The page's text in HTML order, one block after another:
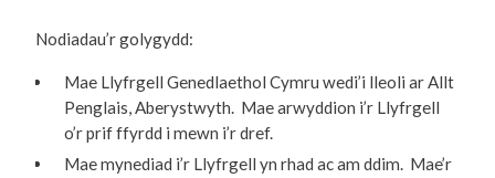
Nodiadau’r golygydd:
Mae Llyfrgell Genedlaethol Cymru wedi’i lleoli ar Allt
Penglais, Aberystwyth. Mae arwyddion i’r Llyfrgell
o’r prif ffyrdd i mewn i’r dref.
Mae mynediad i’r Llyfrgell yn rhad ac am ddim. Mae’r